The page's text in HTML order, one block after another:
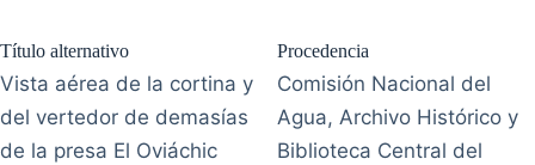
Título alternativo
Vista aérea de la cortina y
del vertedor de demasías
de la presa El Oviáchic
Procedencia
Comisión Nacional del
Agua, Archivo Histórico y
Biblioteca Central del